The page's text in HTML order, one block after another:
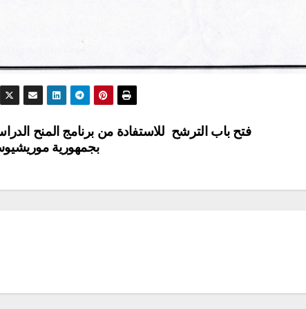
فتح باب الترشح للاستفادة من برنامج المنح
بجمهورية
إعلان عن
استشارة
2026/10
2026-07-22
إعلان عن
استشارة رقم